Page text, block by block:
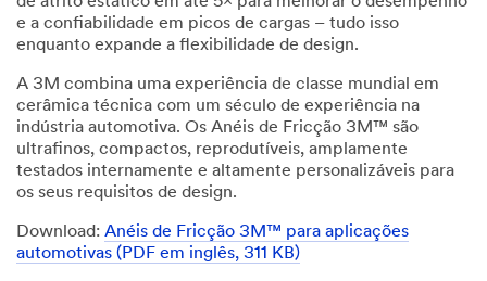
e a confiabilidade em picos de cargas – tudo isso
enquanto expande a flexibilidade de design.
A 3M combina uma experiência de classe mundial em
cerâmica técnica com um século de experiência na
indústria automotiva. Os Anéis de Fricção 3M™ são
ultrafinos, compactos, reprodutíveis, amplamente
testados internamente e altamente personalizáveis para
os seus requisitos de design.
Download: Anéis de Fricção 3M™ para aplicações
automotivas (PDF em inglês, 311 KB)